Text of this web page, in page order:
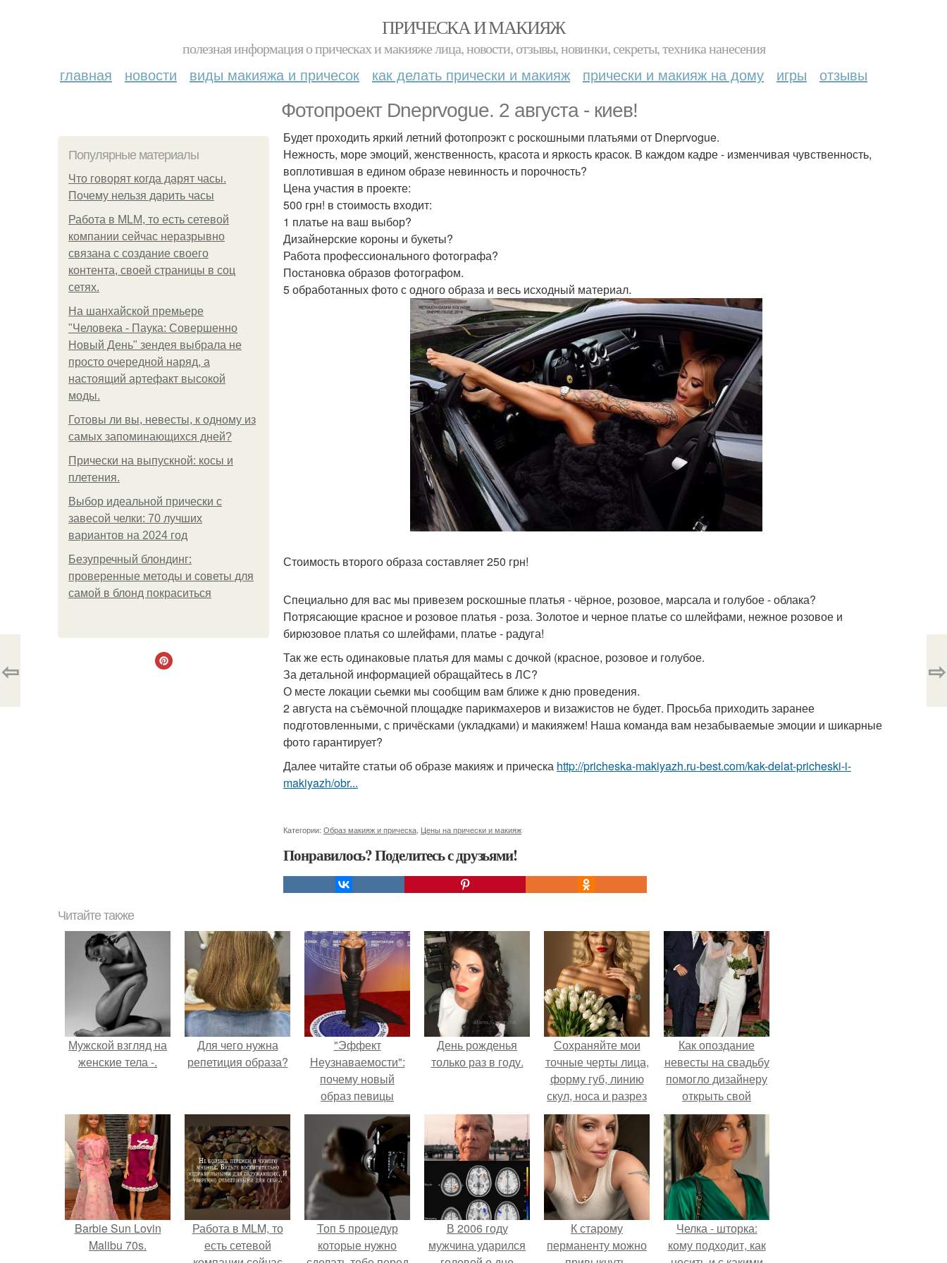
ПРИЧЕСКА И МАКИЯЖ
полезная информация о прическах и макияже лица, новости, отзывы, новинки, секреты, техника нанесения
главная новости виды макияжа и причесок как делать прически и макияж прически и макияж на дому игры отзывы
Фотопроект Dneprvogue. 2 августа - киев!
Популярные материалы
Что говорят когда дарят часы.
Почему нельзя дарить часы
Работа в MLM, то есть сетевой
компании сейчас неразрывно
связана с создание своего
контента, своей страницы в соц
сетях.
На шанхайской премьере
"Человека - Паука: Совершенно
Новый День" зендея выбрала не
просто очередной наряд, а
настоящий артефакт высокой
моды.
Готовы ли вы, невесты, к одному из
самых запоминающихся дней?
Прически на выпускной: косы и
плетения.
Выбор идеальной прически с
завесой челки: 70 лучших
вариантов на 2024 год
Безупречный блондинг:
проверенные методы и советы для
самой в блонд покраситься
Будет проходить яркий летний фотопроэкт с роскошными платьями от Dneprvogue.
Нежность, море эмоций, женственность, красота и яркость красок. В каждом кадре - изменчивая чувственность,
воплотившая в едином образе невинность и порочность?
Цена участия в проекте:
500 грн! в стоимость входит:
1 платье на ваш выбор?
Дизайнерские короны и букеты?
Работа профессионального фотографа?
Постановка образов фотографом.
5 обработанных фото с одного образа и весь исходный материал.
Стоимость второго образа составляет 250 грн!
Специально для вас мы привезем роскошные платья - чёрное, розовое, марсала и голубое - облака?
Потрясающие красное и розовое платья - роза. Золотое и черное платье со шлейфами, нежное розовое и
бирюзовое платья со шлейфами, платье - радуга!
Так же есть одинаковые платья для мамы с дочкой (красное, розовое и голубое.
За детальной информацией обращайтесь в ЛС?
О месте локации сьемки мы сообщим вам ближе к дню проведения.
2 августа на съёмочной площадке парикмахеров и визажистов не будет. Просьба приходить заранее
подготовленными, с причёсками (укладками) и макияжем! Наша команда вам незабываемые эмоции и шикарные
фото гарантирует?
Далее читайте статьи об образе макияж и прическа http://pricheska-makiyazh.ru-best.com/kak-delat-pricheski-i-
makiyazh/obr...
Категории: Образ макияж и прическа Цены на прически и макияж
Понравилось? Поделитесь с друзьями!
⇦ ⇨
Читайте также
Мужской взгляд на
женские тела -.
Для чего нужна
репетиция образа?
"Эффект
Неузнаваемости":
почему новый
образ певицы
вызвал споры о
гранях
возможного?
День рожденья
только раз в году.
Сохраняйте мои
точные черты лица,
форму губ, линию
скул, носа и разрез
глаз.
Как опоздание
невесты на свадьбу
помогло дизайнеру
открыть свой
бренд.
Barbie Sun Lovin
Malibu 70s.
Работа в MLM, то
есть сетевой
Топ 5 процедур
которые нужно
В 2006 году
мужчина ударился
К старому
перманенту можно
Челка - шторка:
кому подходит, как